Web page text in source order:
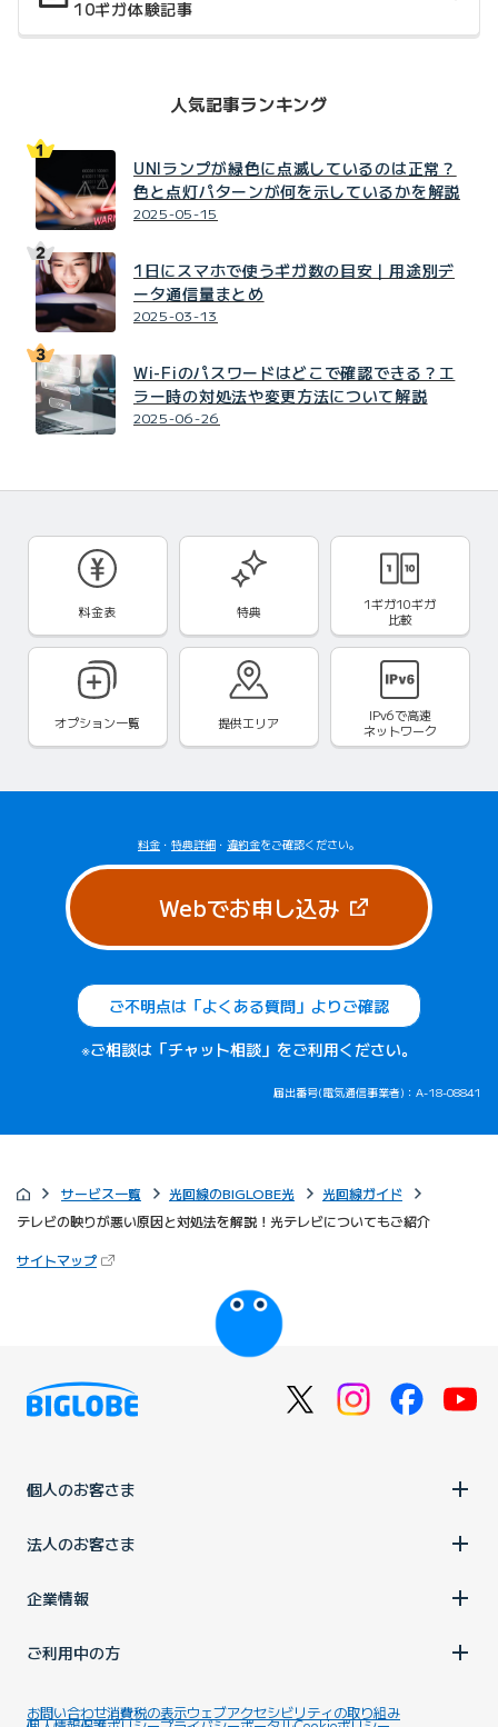
10ギガ体験記事
人気記事ランキング
UNIランプが緑色に点滅しているのは正常？
色と点灯パターンが何を示しているかを解説
2025-05-15
1日にスマホで使うギガ数の目安｜用途別デ
ータ通信量まとめ
2025-03-13
Wi-Fiのパスワードはどこで確認できる？エ
ラー時の対処法や変更方法について解説
2025-06-26
料金表 特典
1ギガ10ギガ
比較
オプション一覧 提供エリア IPv6で高速
ネットワーク
料金 ・ 特典詳細 ・ 違約金をご確認ください。
Webでお申し込み（新しいタブ
ご不明点は「よくある質問」よりご確認
※ご相談は「チャット相談」をご利用ください。
届出番号(電気通信事業者)：A-18-08841
サービス一覧 光回線のBIGLOBE光
光回線ガイド
テレビの映りが悪い原因と対処法を解説！光テレビについてもご紹介
サイトマップ（新しいタブで開きます）
びっぷるのページ
個人のお客さま
法人のお客さま
企業情報
ご利用中の方
お問い合わせ消費税の表示ウェブアクセシビリティの取り組み